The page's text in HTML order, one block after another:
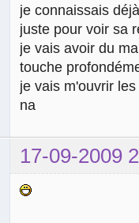
je connaissais
juste pour voir sa
je vais avoir du
touche
je vais m'ouvrir
na
17-09-2009